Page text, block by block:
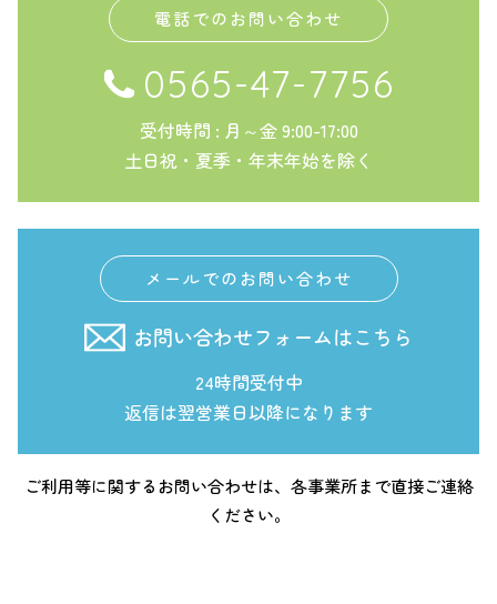
電話でのお問い合わせ
0565-47-7756
受付時間 : 月～金 9:00-17:00
土日祝・夏季・年末年始を除く
メールでのお問い合わせ
お問い合わせフォームはこちら
24時間受付中
返信は翌営業日以降になります
ご利用等に関するお問い合わせは、各事業所まで直接ご連絡
ください。